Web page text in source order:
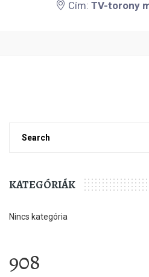
Cím: TV-torony
KATEGÓRIÁK
Nincs kategória
908